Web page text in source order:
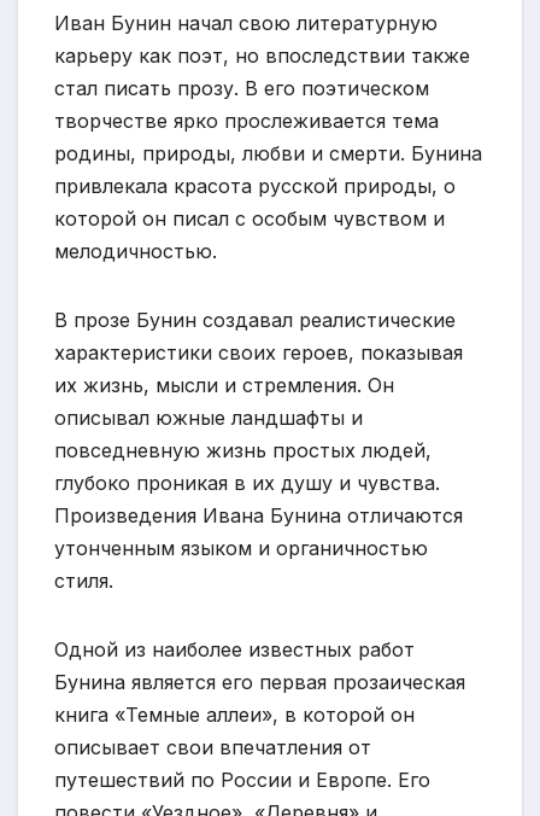
Иван Бунин начал свою литературную
карьеру как поэт, но впоследствии также
стал писать прозу. В его поэтическом
творчестве ярко прослеживается тема
родины, природы, любви и смерти. Бунина
привлекала красота русской природы, о
которой он писал с особым чувством и
мелодичностью.
В прозе Бунин создавал реалистические
характеристики своих героев, показывая
их жизнь, мысли и стремления. Он
описывал южные ландшафты и
повседневную жизнь простых людей,
глубоко проникая в их душу и чувства.
Произведения Ивана Бунина отличаются
утонченным языком и органичностью
стиля.
Одной из наиболее известных работ
Бунина является его первая прозаическая
книга «Темные аллеи», в которой он
описывает свои впечатления от
путешествий по России и Европе. Его